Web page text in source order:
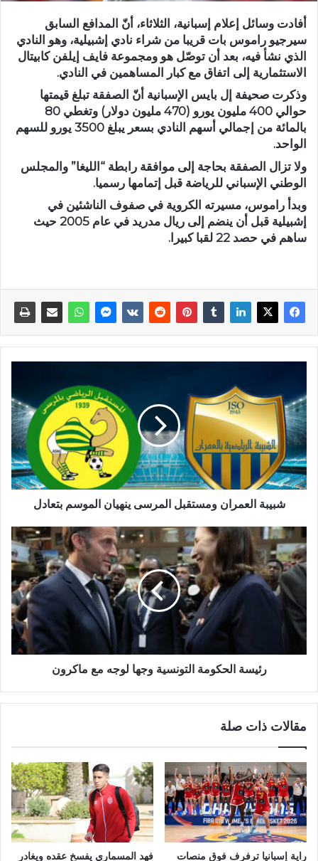
أفادت وسائل إعلام ​إسبانية، الثلاثاء، أنّ المدافع ​السابق
سيرجيو راموس بات قريبا ‌من شراء نادي إشبيلية، وهو النادي
الذي نشأ فيه، بعد أن ⁠توصّل هو ومجموعة فايف إيلفن كابيتال
الاستثمارية إلى اتفاق مع كبار المساهمين في النادي.
وذكرت صحيفة ​إل بايس الإسبانية أنّ الصفقة تبلغ قيمتها
حوالي 400 مليون ⁠يورو (470 مليون دولار) وتغطي 80
بالمائة من إجمالي أسهم النادي بسعر ⁠يبلغ 3500 يورو للسهم
الواحد.
ولا تزال الصفقة بحاجة إلى موافقة رابطة “الليغا” والمجلس
الوطني الإسباني للرياضة قبل إتمامها رسميا.
وبدأ راموس، مسيرته الكروية في صفوف الناشئين في
إشبيلية ‌قبل أن ينضم إلى ريال ⁠مدريد في عام 2005 حيث
ساهم في حصد 22 لقبا كبيرا.
شبيبة العمران ومستقبل المرسى ينهيان الموسم بتعادل
رئيسة الحكومة التونسية وجها لوجه مع ماكرون
مقالات ذات صلة
راية إسبانيا ترفرف فوق منصات فهد المسماري يفسخ عقده ويغادر